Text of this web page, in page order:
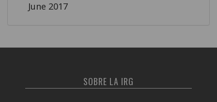
June 2017
SOBRE LA IRG